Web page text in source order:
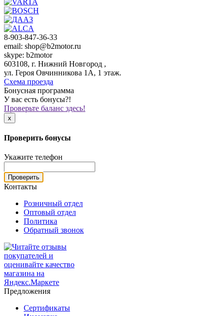
8-903-847-36-33
email: shop@b2motor.ru
skype: b2motor
603108, г. Нижний Новгород ,
ул. Героя Овчинникова 1А, 1 этаж.
Схема проезда
Бонусная программа
У вас есть бонусы?!
Проверьте баланс здесь!
x
Проверить бонусы
Укажите телефон
Проверить
Контакты
Розничный отдел
Оптовый отдел
Политика
Обратный звонок
Предложения
Сертификаты